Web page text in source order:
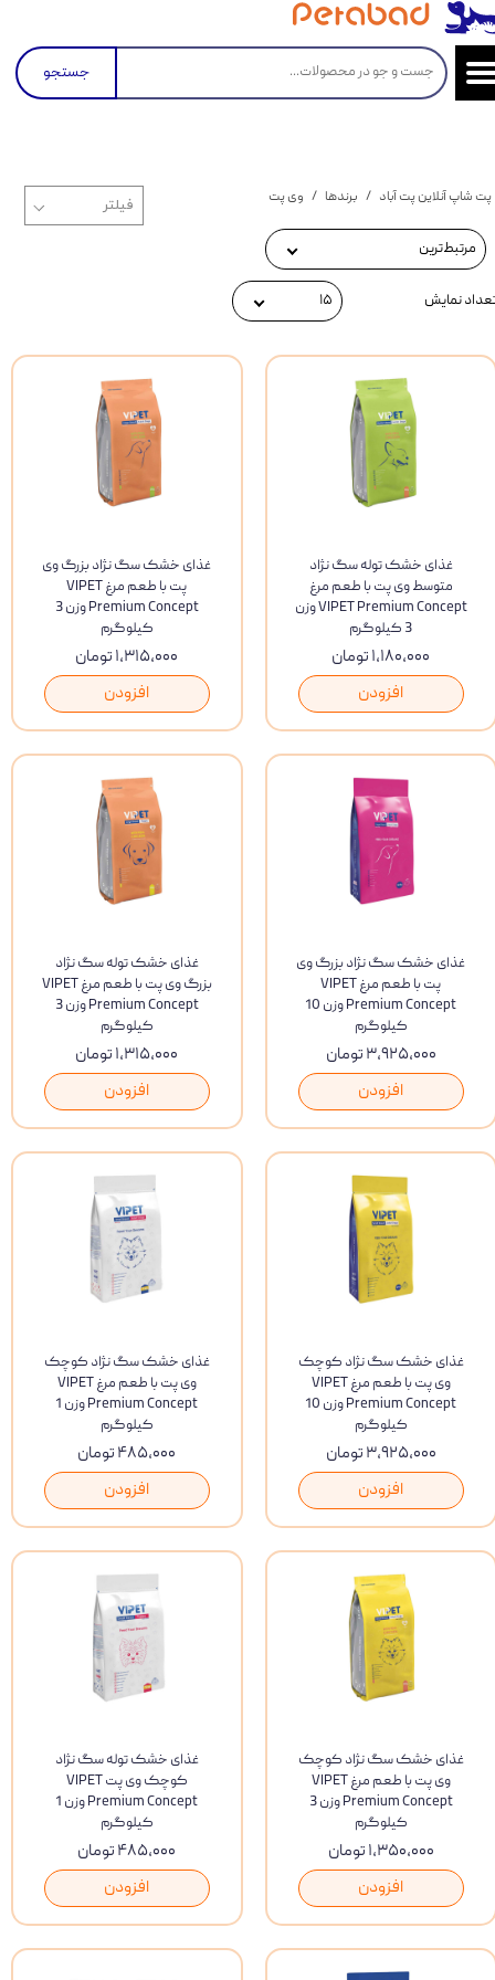
جستجو
پت شاپ آنلاین پت آباد برندها وی پت
مرتبط‌ترین
نمایش ۱۵
غذای خشک توله سگ نژاد
متوسط وی پت با طعم مرغ
VIPET Premium Concept وزن
3 کیلوگرم
۱,۱۸۰,۰۰۰ تومان
افزودن
غذای خشک سگ نژاد بزرگ وی
پت با طعم مرغ VIPET
Premium Concept وزن 3
کیلوگرم
۱,۳۱۵,۰۰۰ تومان
افزودن
غذای خشک سگ نژاد بزرگ وی
پت با طعم مرغ VIPET
Premium Concept وزن 10
کیلوگرم
۳,۹۲۵,۰۰۰ تومان
افزودن
غذای خشک توله سگ‌ نژاد
بزرگ وی پت با طعم مرغ VIPET
Premium Concept وزن 3
کیلوگرم
۱,۳۱۵,۰۰۰ تومان
افزودن
غذای خشک سگ نژاد کوچک
وی پت با طعم مرغ VIPET
Premium Concept وزن 10
کیلوگرم
۳,۹۲۵,۰۰۰ تومان
افزودن
غذای خشک سگ نژاد کوچک
وی پت با طعم مرغ VIPET
Premium Concept وزن 1
کیلوگرم
۴۸۵,۰۰۰ تومان
افزودن
غذای خشک سگ نژاد کوچک
وی پت با طعم مرغ VIPET
Premium Concept وزن 3
کیلوگرم
۱,۳۵۰,۰۰۰ تومان
افزودن
غذای خشک توله سگ نژاد
کوچک وی پت VIPET
Premium Concept وزن 1
کیلوگرم
۴۸۵,۰۰۰ تومان
افزودن